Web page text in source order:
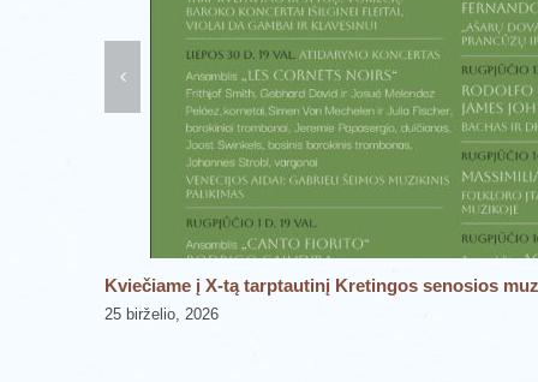
Kviečiame į X-tą tarptautinį Kretingos senosios
25 birželio, 2026